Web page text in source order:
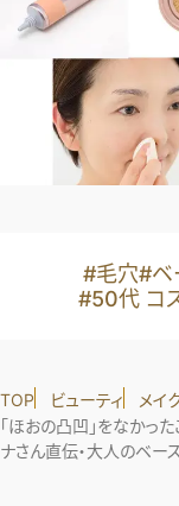
#毛穴#ベ
#50代 コ
TOP ビューティ
メイ
「ほおの凸凹」をなかっ
ナさん直伝・大人のベー